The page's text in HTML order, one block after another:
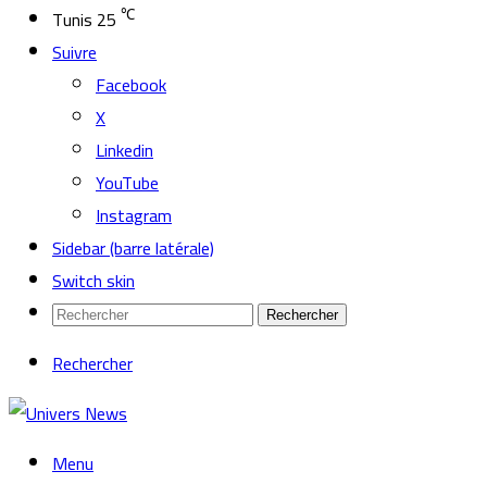
Tunis 25 ℃
Suivre
Facebook
X
Linkedin
YouTube
Instagram
Sidebar (barre latérale)
Switch skin
Rechercher
Rechercher
Menu